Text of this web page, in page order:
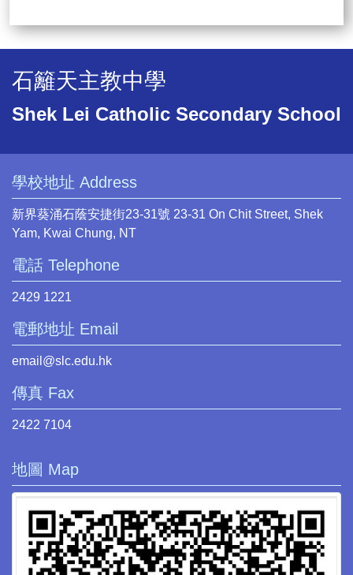
石籬天主教中學
Shek Lei Catholic Secondary School
學校地址 Address
新界葵涌石蔭安捷街23-31號 23-31 On Chit Street, Shek
Yam, Kwai Chung, NT
電話 Telephone
2429 1221
電郵地址 Email
email@slc.edu.hk
傳真 Fax
2422 7104
地圖 Map